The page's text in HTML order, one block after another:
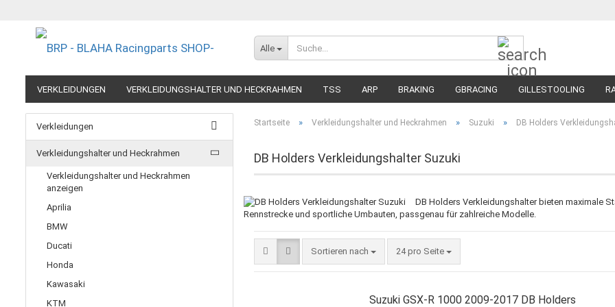
Alle
VERKLEIDUNGEN VERKLEIDUNGSHALTER UND HECKRAHMEN TSS ARP BRAKING GBRACING GILLESTOOLING
EXTREME COMPONENTS FELGEN IM MOTORRADRENNSPORT MEGA SALE RENNREIFEN FÜR MOTORRÄDER
Startseite » Verkleidungshalter und Heckrahmen » Suzuki » DB Holders
DB Holders Verkleidungshalter Suzuki
DB Holders Verkleidungshalter bieten maximale
Rennstrecke und sportliche Umbauten, passgenau für zahlreiche Modelle.
Sortieren nach
Sortieren nach 24 pro Seite
pro Seite
Suzuki GSX-R 1000 2009-2017 DB Holders
Verkleidungen
Verkleidungshalter und Heckrahmen
Verkleidungshalter und Heckrahmen
anzeigen
Aprilia
BMW
Ducati
Honda
Kawasaki
KTM